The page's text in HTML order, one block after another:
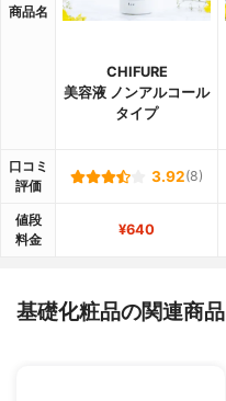
商品名
CHIFURE
美容液 ノンアルコール
タイプ
口コミ
評価
3.92(8)
値段
料金
¥640
基礎化粧品の関連商品